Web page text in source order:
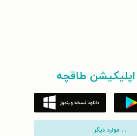
اپلیکیشن طاقچه
... موارد دیگر